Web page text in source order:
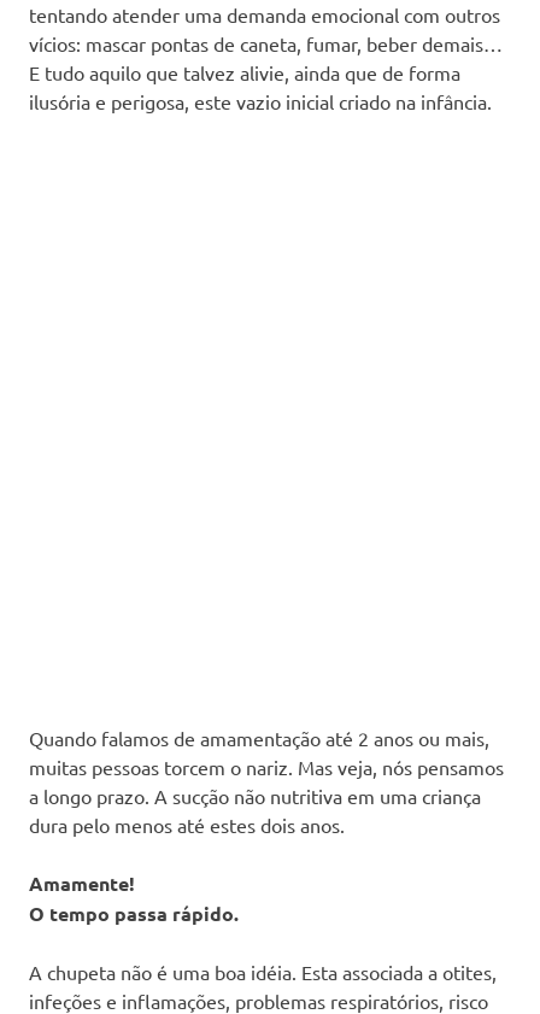
tentando atender uma demanda emocional com outros
vícios: mascar pontas de caneta, fumar, beber demais…
E tudo aquilo que talvez alivie, ainda que de forma
ilusória e perigosa, este vazio inicial criado na infância.
Quando falamos de amamentação até 2 anos ou mais,
muitas pessoas torcem o nariz. Mas veja, nós pensamos
a longo prazo. A sucção não nutritiva em uma criança
dura pelo menos até estes dois anos.
Amamente!
O tempo passa rápido.
A chupeta não é uma boa idéia. Esta associada a otites,
infeções e inflamações, problemas respiratórios, risco